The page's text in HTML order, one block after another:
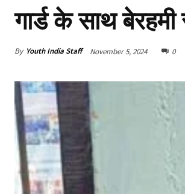
गार्ड के साथ
By Youth India Staff November 5, 2024 0